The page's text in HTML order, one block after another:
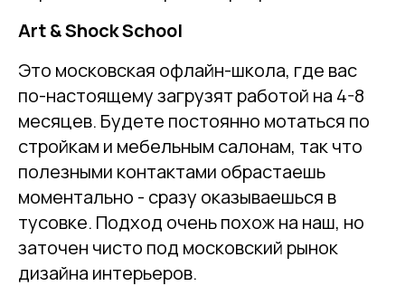
Art & Shock School
Это московская офлайн-школа, где вас
по-настоящему загрузят работой на 4-8
месяцев. Будете постоянно мотаться по
стройкам и мебельным салонам, так что
полезными контактами обрастаешь
моментально - сразу оказываешься в
тусовке. Подход очень похож на наш, но
заточен чисто под московский рынок
дизайна интерьеров.